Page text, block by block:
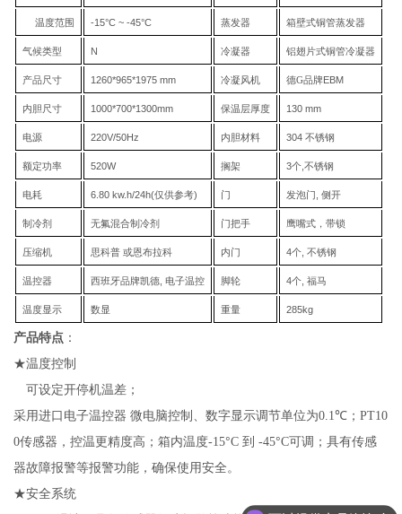
温度范围 -15°C ~ -45°C 蒸发器 箱壁式铜管蒸发器
气候类型 N 冷凝器 铝翅片式铜管冷凝器
产品尺寸 1260*965*1975mm 冷凝风机 德G品牌EBM
内胆尺寸 1000*700*1300mm 保温层厚度 130 mm
电源 220V/50Hz 内胆材料 304不锈钢
额定功率 520W 搁架 3个 ,不锈钢
电耗 6.80kw.h/24h(仅供参考) 门 发泡门 ,侧开
制冷剂 无氟混合制冷剂 门把手 鹰嘴式，带锁
压缩机 思科普 或恩布拉科 内门 4个 ,不锈钢
温控器 西班牙品牌凯德 ,电子温控 脚轮 4个 ,福马
温度显示 数显 重量 285kg
产品特点 ：
★温度控制
可设定开停机温差 ；
采用进口电子温控器 微电脑控制、数字显示调节单位为0.1℃；PT10
0传感器，控温更精度高；箱内温度-15°C到-45°C可调；具有传感
器故障报警等报警功能，确保使用安全。
★安全系统